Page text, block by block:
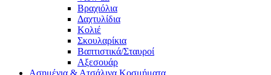
Βραχιόλια
Δαχτυλίδια
Κολιέ
Σκουλαρίκια
Βαπτιστικά/Σταυροί
Αξεσουάρ
Ασημένια & Ατσάλινα Κοσμήματα